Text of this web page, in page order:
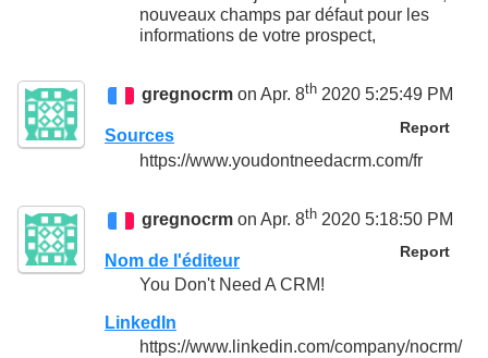
nouveaux champs par défaut pour les
informations de votre prospect,
gregnocrm on Apr. 8th 2020 5:25:49 PM
Report
Sources
https://www.youdontneedacrm.com/fr
gregnocrm on Apr. 8th 2020 5:18:50 PM
Report
Nom de l'éditeur
You Don't Need A CRM!
LinkedIn
https://www.linkedin.com/company/nocrm/